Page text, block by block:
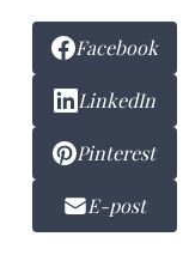
Facebook
LinkedIn
Pinterest
E-post